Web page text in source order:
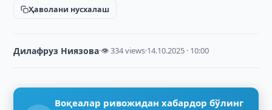
Ҳаволани нусхалаш
Дилафруз Ниязова·👁 334 views·14.10.2025 · 10:00
Воқеалар ривожидан хабардор бўлинг